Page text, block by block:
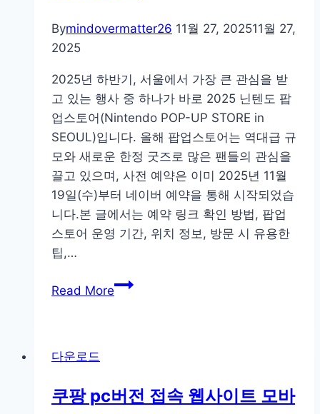
Bymindovermatter26 11월 27, 202511월 27,
2025
2025년 하반기, 서울에서 가장 큰 관심을 받
고 있는 행사 중 하나가 바로 2025 닌텐도 팝
업스토어(Nintendo POP-UP STORE in
SEOUL)입니다. 올해 팝업스토어는 역대급 규
모와 새로운 한정 굿즈로 많은 팬들의 관심을
끌고 있으며, 사전 예약은 이미 2025년 11월
19일(수)부터 네이버 예약을 통해 시작되었습
니다.본 글에서는 예약 링크 확인 방법, 팝업
스토어 운영 기간, 위치 정보, 방문 시 유용한
팁,…
Read More2025
스
다운로드
쿠팡 pc버전 접속 웹사이트 모바